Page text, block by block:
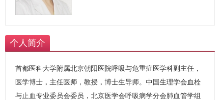
个人简介
首都医科大学附属北京朝阳医院呼吸与危重症医学科副主任，
医学博士，主任医师，教授，博士生导师。中国生理学会血栓
与止血专业委员会委员，北京医学会呼吸病学分会肺血管学组